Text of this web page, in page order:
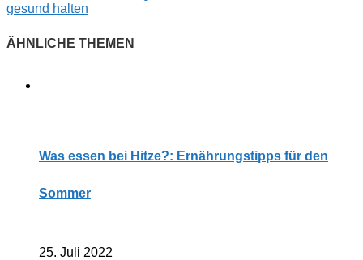
gesund halten
Was essen bei Hitze?: Ernährungstipps für den
Sommer
25. Juli 2022